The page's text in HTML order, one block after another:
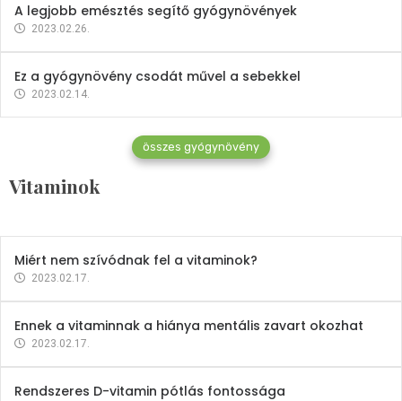
A legjobb emésztés segítő gyógynövények
2023.02.26.
Ez a gyógynövény csodát művel a sebekkel
2023.02.14.
összes gyógynövény
Vitaminok
Vitaminok
Mindent a B-12 vitaminról
2023.02.27.
Miért nem szívódnak fel a vitaminok?
2023.02.17.
Ennek a vitaminnak a hiánya mentális zavart okozhat
2023.02.17.
Rendszeres D-vitamin pótlás fontossága